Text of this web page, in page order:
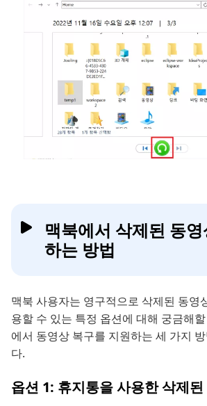
맥북에서 삭제된 동
하는 방법
맥북 사용자는 영구적으로 삭제된 동영
용할 수 있는 특정 옵션에 대해 궁금해
에서 동영상 복구를 지원하는 세 가지
다.
옵션 1: 휴지통을 사용한 삭제